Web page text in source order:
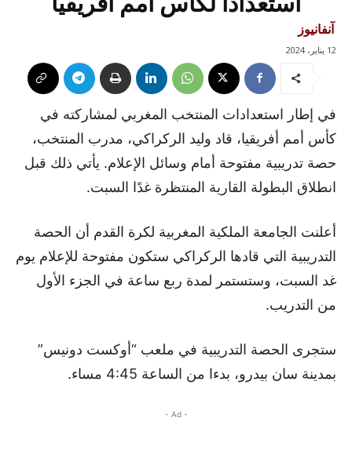
آنفانيوز
12 يناير، 2024
في إطار استعدادات المنتخب المغربي لمشاركته في
كأس أمم أفريقيا، قاد وليد الركراكي، مدرب المنتخب،
حصة تدريبية مفتوحة أمام وسائل الإعلام. يأتي ذلك قبل
انطلاق البطولة القارية المنتظرة غدًا السبت.
أعلنت الجامعة الملكية المغربية لكرة القدم أن الحصة
التدريبية التي قادها الركراكي ستكون مفتوحة للإعلام يوم
غد السبت، وستستمر لمدة ربع ساعة في الجزء الأول
من التدريب.
ستجرى الحصة التدريبية في ملعب “أوكست دونيس”
بمدينة سان بيدرو، بدءا من الساعة 4:45 مساء.
- Ad -